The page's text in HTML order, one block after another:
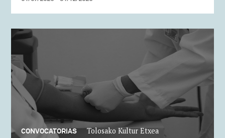
CONVOCATORIAS Tolosako Kultur Etxea